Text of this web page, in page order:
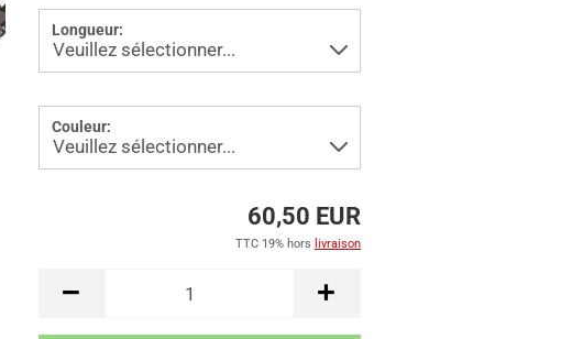
Longueur:
Couleur:
60,50 EUR
TTC 19% hors livraison